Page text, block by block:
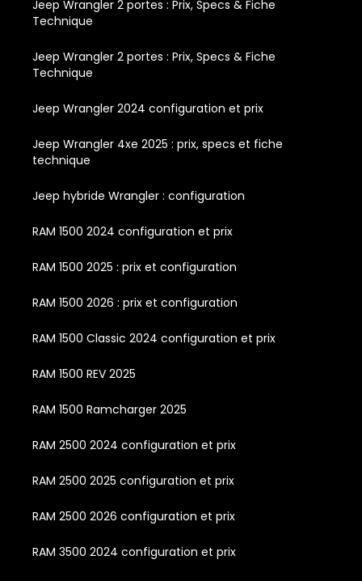
Jeep Wrangler 2 portes : Prix, Specs & Fiche
Technique
Jeep Wrangler 2 portes : Prix, Specs & Fiche
Technique
Jeep Wrangler 2024 configuration et prix
Jeep Wrangler 4xe 2025 : prix, specs et fiche
technique
Jeep hybride Wrangler : configuration
RAM 1500 2024 configuration et prix
RAM 1500 2025 : prix et configuration
RAM 1500 2026 : prix et configuration
RAM 1500 Classic 2024 configuration et prix
RAM 1500 REV 2025
RAM 1500 Ramcharger 2025
RAM 2500 2024 configuration et prix
RAM 2500 2025 configuration et prix
RAM 2500 2026 configuration et prix
RAM 3500 2024 configuration et prix